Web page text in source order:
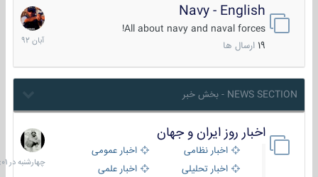
Navy - English
All about navy and naval forces!
ارسال ها
22
آبان
1392
NEWS SECTION - بخش خبر
اخبار روز ایران و جهان
اخبار نظامی
اخبار عمومی
اخبار تحلیلی
اخبار علمی
در
06:01